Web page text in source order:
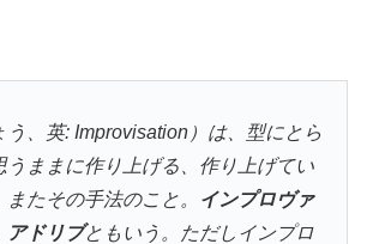
う、英: Improvisation）は、型にとら
うままに作り上げる、作り上げてい
またその手法のこと。
インプロヴァ
アドリブともいう。ただしインプロ